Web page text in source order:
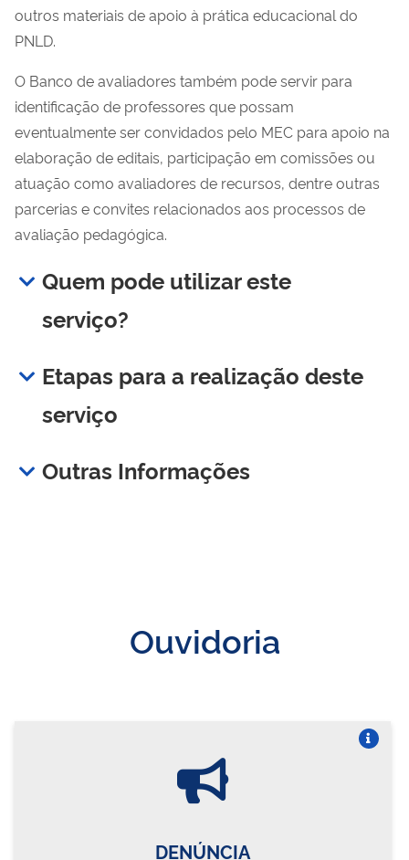
outros materiais de apoio à prática educacional do
PNLD.
O Banco de avaliadores também pode servir para
identificação de professores que possam
eventualmente ser convidados pelo MEC para apoio na
elaboração de editais, participação em comissões ou
atuação como avaliadores de recursos, dentre outras
parcerias e convites relacionados aos processos de
avaliação pedagógica.
Quem pode utilizar este
serviço?
Etapas para a realização deste
serviço
Outras Informações
Ouvidoria
DENÚNCIA